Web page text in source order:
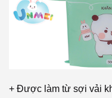
+ Được làm từ sợi vải